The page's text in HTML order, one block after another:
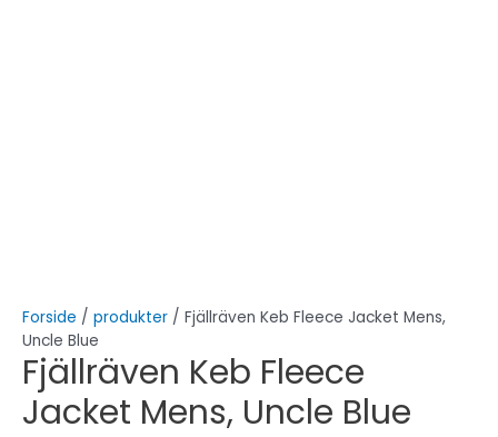
Forside / produkter / Fjällräven Keb Fleece Jacket Mens,
Uncle Blue
Fjällräven Keb Fleece
Jacket Mens, Uncle Blue